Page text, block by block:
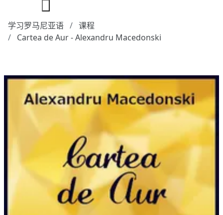
学习罗马尼亚语
课程
Cartea de Aur - Alexandru Macedonski